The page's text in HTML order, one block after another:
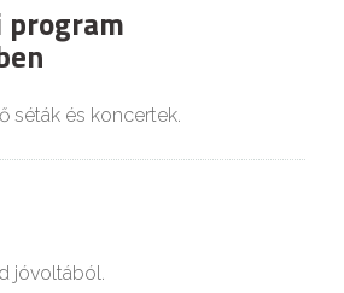
séták és koncertek.
jóvoltából.